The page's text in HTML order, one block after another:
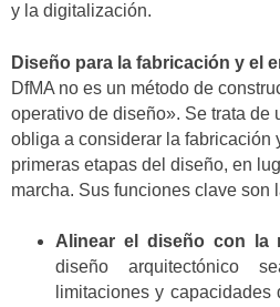
y la digitalización.
Diseño para la fabricación y el
DfMA no es un método de
operativo de diseño». Se trata de
obliga a considerar la fabricación
primeras etapas del diseño, en
marcha. Sus funciones clave son
Alinear el diseño con la
diseño arquitectónico
limitaciones y